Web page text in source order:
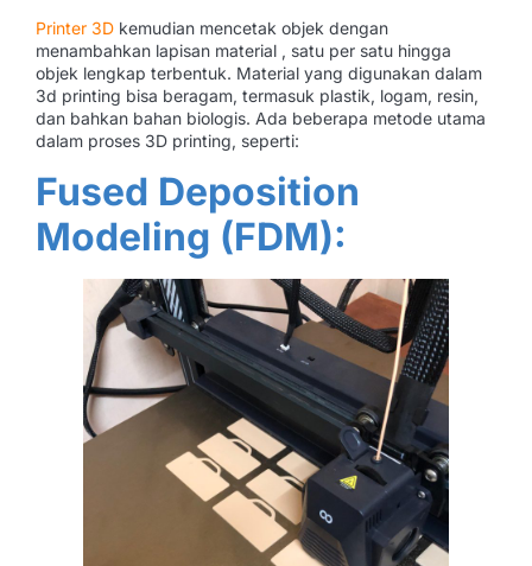
Printer 3D kemudian mencetak objek dengan
menambahkan lapisan material , satu per satu hingga
objek lengkap terbentuk. Material yang digunakan dalam
3d printing bisa beragam, termasuk plastik, logam, resin,
dan bahkan bahan biologis. Ada beberapa metode utama
dalam proses 3D printing, seperti:
Fused Deposition
Modeling (FDM):